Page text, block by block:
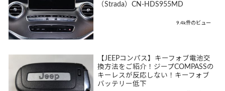
（Strada）CN-HDS955MD
9.4k件のビュー
【JEEPコンパス】キーフォブ電池交
換方法をご紹介！ジープCOMPASSの
キーレスが反応しない！キーフォブ
バッテリー低下